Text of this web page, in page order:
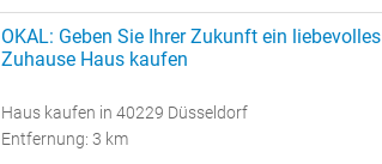
OKAL: Geben Sie Ihrer Zukunft ein liebevolles
Zuhause Haus kaufen
Haus kaufen in 40229 Düsseldorf
Entfernung: 3 km